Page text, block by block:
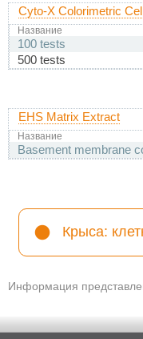
Cyto-X Colorimetric
Название
100 tests
500 tests
EHS Matrix Extract
Название
Basement membrane
Крыса:
Информация